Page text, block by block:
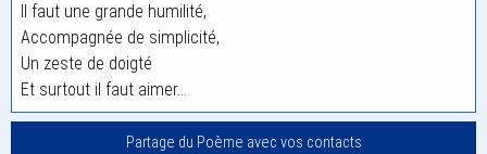
Il faut une grande humilité,
Accompagnée de simplicité,
Un zeste de doigté
Et surtout il faut aimer…
Partage du Poème avec vos contacts